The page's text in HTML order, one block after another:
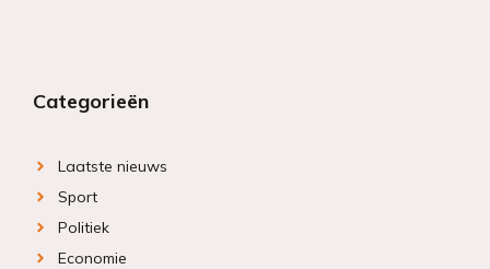
Categorieën
Laatste nieuws
Sport
Politiek
Economie